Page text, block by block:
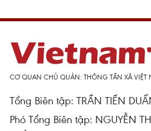
CƠ QUAN CHỦ QUẢN: THÔNG TẤN XÃ VIỆT
Tổng Biên tập: TRẦN TIẾN
Phó Tổng Biên tập: NGUYỄN